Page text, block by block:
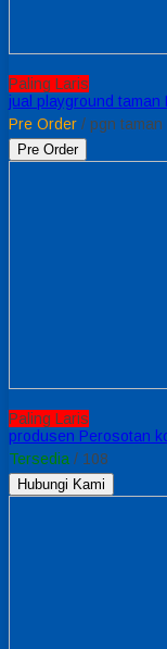
Paling Laris
jual playground taman
Pre Order / pgn taman
Pre Order
Paling Laris
produsen Perosotan
Tersedia / 108
Hubungi Kami